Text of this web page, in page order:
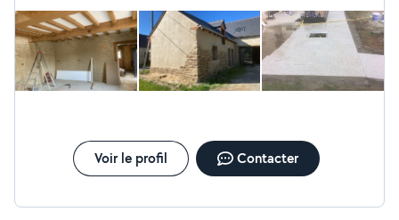
Voir le profil Contacter